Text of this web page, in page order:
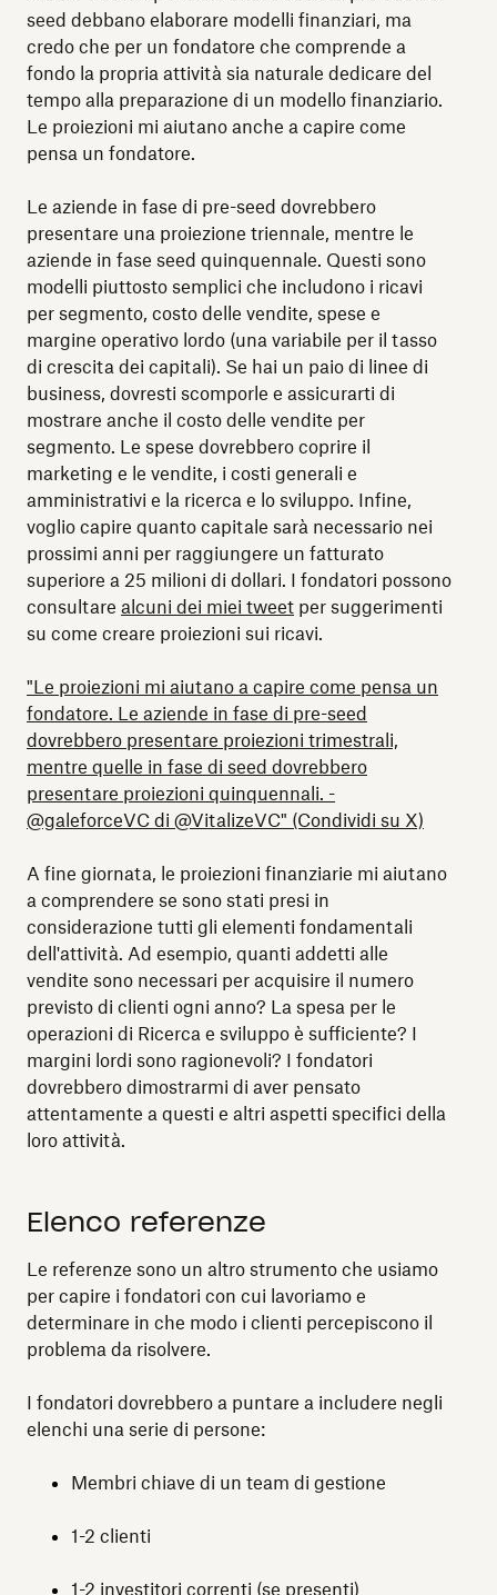
seed debbano elaborare modelli finanziari, ma
credo che per un fondatore che comprende a
fondo la propria attività sia naturale dedicare del
tempo alla preparazione di un modello finanziario.
Le proiezioni mi aiutano anche a capire come
pensa un fondatore.
Le aziende in fase di pre-seed dovrebbero
presentare una proiezione triennale, mentre le
aziende in fase seed quinquennale. Questi sono
modelli piuttosto semplici che includono i ricavi
per segmento, costo delle vendite, spese e
margine operativo lordo (una variabile per il tasso
di crescita dei capitali). Se hai un paio di linee di
business, dovresti scomporle e assicurarti di
mostrare anche il costo delle vendite per
segmento. Le spese dovrebbero coprire il
marketing e le vendite, i costi generali e
amministrativi e la ricerca e lo sviluppo. Infine,
voglio capire quanto capitale sarà necessario nei
prossimi anni per raggiungere un fatturato
superiore a 25 milioni di dollari. I fondatori possono
consultare alcuni dei miei tweet per suggerimenti
su come creare proiezioni sui ricavi.
"Le proiezioni mi aiutano a capire come pensa un
fondatore. Le aziende in fase di pre-seed
dovrebbero presentare proiezioni trimestrali,
mentre quelle in fase di seed dovrebbero
presentare proiezioni quinquennali. -
@galeforceVC di @VitalizeVC" (Condividi su X)
A fine giornata, le proiezioni finanziarie mi aiutano
a comprendere se sono stati presi in
considerazione tutti gli elementi fondamentali
dell'attività. Ad esempio, quanti addetti alle
vendite sono necessari per acquisire il numero
previsto di clienti ogni anno? La spesa per le
operazioni di Ricerca e sviluppo è sufficiente? I
margini lordi sono ragionevoli? I fondatori
dovrebbero dimostrarmi di aver pensato
attentamente a questi e altri aspetti specifici della
loro attività.
Elenco referenze
Le referenze sono un altro strumento che usiamo
per capire i fondatori con cui lavoriamo e
determinare in che modo i clienti percepiscono il
problema da risolvere.
I fondatori dovrebbero a puntare a includere negli
elenchi una serie di persone:
Membri chiave di un team di gestione
1-2 clienti
1-2 investitori correnti (se presenti)